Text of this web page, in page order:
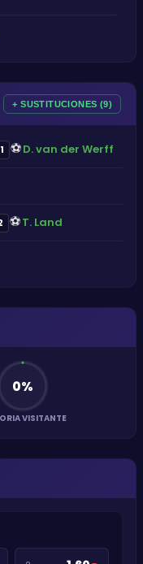
+ SUSTITUCIONES (9)
⚽D. van der Werff
⚽T. Land
0%
VISITANTE